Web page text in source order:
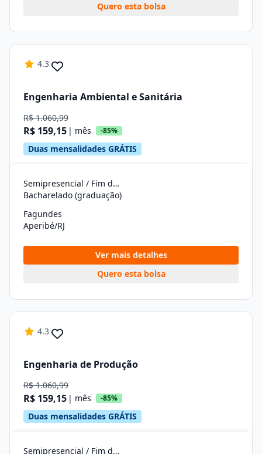
Quero esta bolsa
4.3
Engenharia Ambiental e Sanitária
R$ 1.060,99
R$ 159,15 | mês -85%
Duas mensalidades GRÁTIS
Semipresencial / Fim de Semana
Bacharelado (graduação)
Fagundes
Aperibé/RJ
Ver mais detalhes
Quero esta bolsa
4.3
Engenharia de Produção
R$ 1.060,99
R$ 159,15 | mês -85%
Duas mensalidades GRÁTIS
Semipresencial / Fim de Semana